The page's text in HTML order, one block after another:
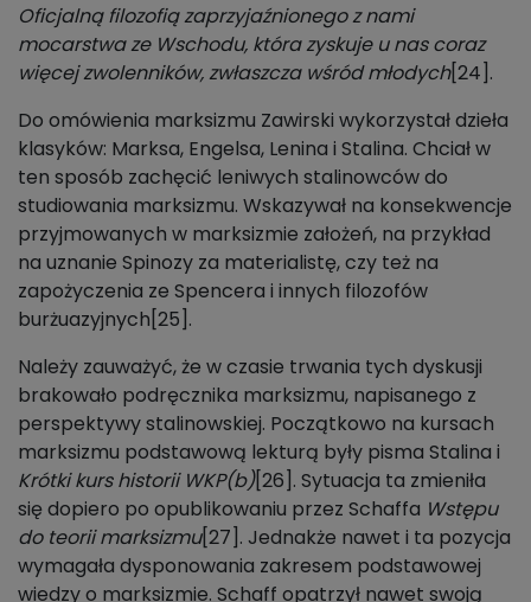
Oficjalną filozofią zaprzyjaźnionego z nami
mocarstwa ze Wschodu, która zyskuje u nas coraz
więcej zwolenników, zwłaszcza wśród młodych[24].
Do omówienia marksizmu Zawirski wykorzystał dzieła
klasyków: Marksa, Engelsa, Lenina i Stalina. Chciał w
ten sposób zachęcić leniwych stalinowców do
studiowania marksizmu. Wskazywał na konsekwencje
przyjmowanych w marksizmie założeń, na przykład
na uznanie Spinozy za materialistę, czy też na
zapożyczenia ze Spencera i innych filozofów
burżuazyjnych[25].
Należy zauważyć, że w czasie trwania tych dyskusji
brakowało podręcznika marksizmu, napisanego z
perspektywy stalinowskiej. Początkowo na kursach
marksizmu podstawową lekturą były pisma Stalina i
Krótki kurs historii WKP(b)[26]. Sytuacja ta zmieniła
się dopiero po opublikowaniu przez Schaffa Wstępu
do teorii marksizmu[27]. Jednakże nawet i ta pozycja
wymagała dysponowania zakresem podstawowej
wiedzy o marksizmie. Schaff opatrzył nawet swoją